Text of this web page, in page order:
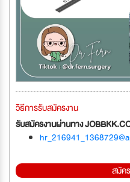
วิธีการรับสมัครงาน
รับสมัครงานผ่านทาง
สมัค